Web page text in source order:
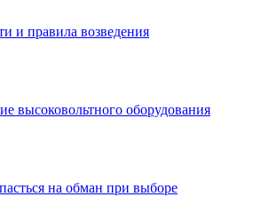
и правила возведения
высоковольтного оборудования
на обман при выборе